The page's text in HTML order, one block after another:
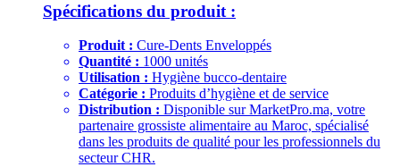
Spécifications du produit :
Produit : Cure-Dents Enveloppés
Quantité : 1000 unités
Utilisation : Hygiène bucco-dentaire
Catégorie : Produits d’hygiène et de service
Distribution : Disponible sur MarketPro.ma, votre
partenaire grossiste alimentaire au Maroc, spécialisé
dans les produits de qualité pour les professionnels du
secteur CHR.